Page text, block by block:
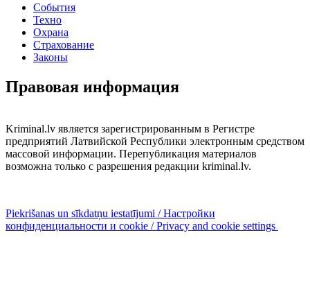
События
Техно
Охрана
Страхование
Законы
Правовая информация
Kriminal.lv является зарегистрированным в Регистре
предприятий Латвийской Республики электронным средством
массовой информации. Перепубликация материалов
возможна только с разрешения редакции kriminal.lv.
Piekrišanas un sīkdatņu iestatījumi / Настройки
конфиденциальности и cookie / Privacy and cookie settings